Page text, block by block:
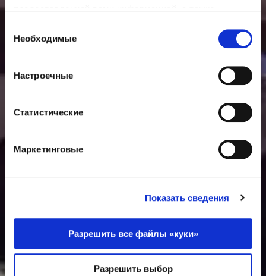
вами их сервисов.
согласия
Необходимые
Настроечные
Статистические
Маркетинговые
Показать сведения
Разрешить все файлы «куки»
Разрешить выбор